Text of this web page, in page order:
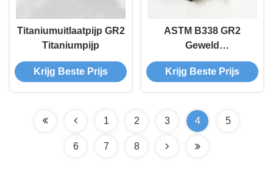
Titaniumuitlaatpijp GR2
Titaniumpijp
Krijg Beste Prijs
ASTM B338 GR2
Geweld
titaniumlegeringsbuis
Krijg Beste Prijs
1 2 3 4 5
6 7 8